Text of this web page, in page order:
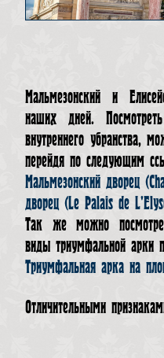
Мальмезонский и
наших дней.
внутреннего убранства,
перейдя по следующим
Мальмезонский дворец
дворец (Le Palais de
Так же можно
виды триумфальной арки
Триумфальная арка на
Отличительными